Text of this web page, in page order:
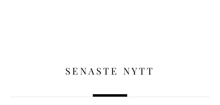
SENASTE NYTT